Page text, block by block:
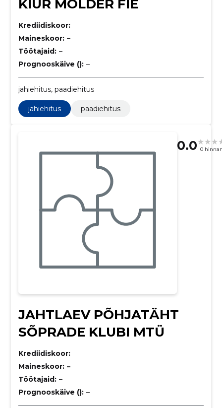
KIUR MÖLDER FIE
Krediidiskoor:
Maineskoor: –
Töötajaid: –
Prognooskäive (): –
jahiehitus, paadiehitus
jahiehitus paadiehitus
0.0 0
JAHTLAEV PÕHJATÄHT
SÕPRADE KLUBI MTÜ
Krediidiskoor:
Maineskoor: –
Töötajaid: –
Prognooskäive (): –